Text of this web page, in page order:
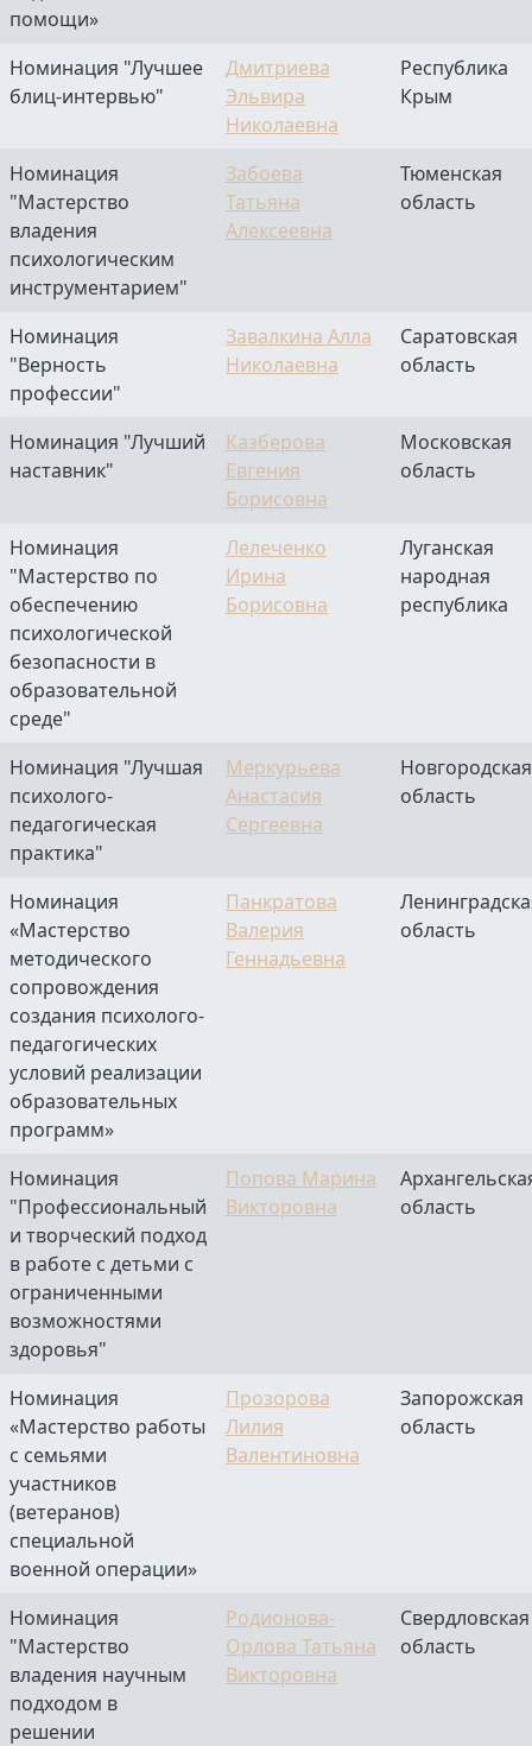
помощи»
Номинация "Лучшее
блиц-интервью"
Дмитриева
Эльвира
Николаевна
Республика
Крым
Номинация
"Мастерство
владения
психологическим
инструментарием"
Забоева
Татьяна
Алексеевна
Тюменская
область
Номинация
"Верность
профессии"
Завалкина Алла
Николаевна
Саратовская
область
Номинация "Лучший
наставник"
Казберова
Евгения
Борисовна
Московская
область
Номинация
"Мастерство по
обеспечению
психологической
безопасности в
образовательной
среде"
Лелеченко
Ирина
Борисовна
Луганская
народная
республика
Номинация "Лучшая
психолого-
педагогическая
практика"
Меркурьева
Анастасия
Сергеевна
Новгородская
область
Номинация
«Мастерство
методического
сопровождения
создания психолого-
педагогических
условий реализации
образовательных
программ»
Панкратова
Валерия
Геннадьевна
область
Номинация
"Профессиональный
и творческий подход
в работе с детьми с
ограниченными
возможностями
здоровья"
Попова Марина
Викторовна
область
Номинация
«Мастерство работы
с семьями
участников
(ветеранов)
специальной
военной операции»
Прозорова
Лилия
Валентиновна
Запорожская
область
Номинация
"Мастерство
владения научным
подходом в
решении
Родионова-
Орлова Татьяна
Викторовна
Свердловская
область